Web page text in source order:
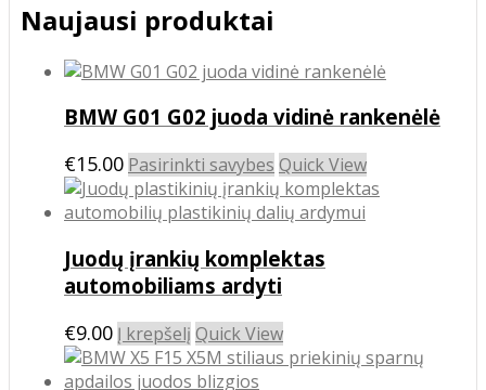
Naujausi produktai
BMW G01 G02 juoda vidinė rankenėlė
€15.00 Pasirinkti savybes This
product
has
variants.
The
may
be
chosen
Quick View
Juodų įrankių komplektas
automobiliams ardyti
€9.00 Į krepšelį Quick View